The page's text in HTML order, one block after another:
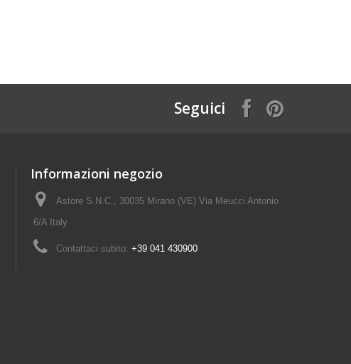
Seguici
Informazioni negozio
Astore S.N.C., 30035 Mirano (VE) Via Meucci Antonio
6/A Italy
Contattaci subito: +39 041 430900